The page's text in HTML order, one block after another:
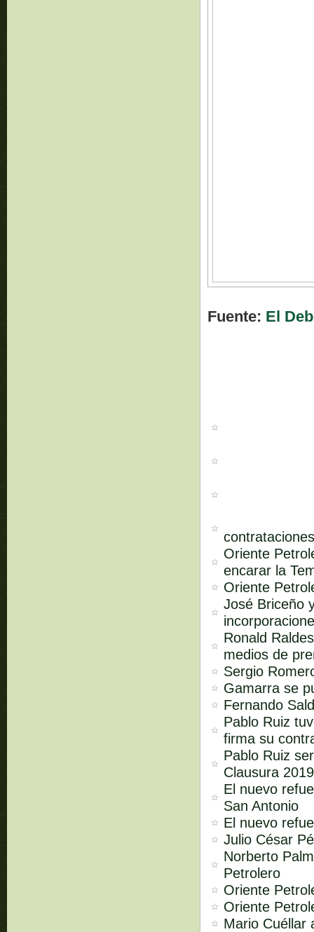
Fuente: El
Oriente
encarar la
Oriente
José Briceño
Ronald
medios de
Sergio
Gamarra se
Fernando
Pablo Ruiz
firma su
Pablo Ruiz
Clausura 2019
El nuevo
San Antonio
El nuevo
Julio César
Norberto
Petrolero
Oriente
Oriente
Mario Cuéllar